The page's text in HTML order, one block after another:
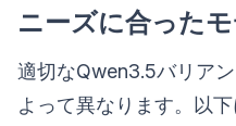
ニーズに合った
適切なQwen3.5バリア
よって異なります。以